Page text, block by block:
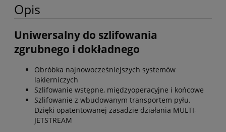
Opis
Uniwersalny do szlifowania
zgrubnego i dokładnego
Obróbka najnowocześniejszych systemów
lakierniczych
Szlifowanie wstępne, międzyoperacyjne i końcowe
Szlifowanie z wbudowanym transportem pyłu.
Dzięki opatentowanej zasadzie działania MULTI-
JETSTREAM